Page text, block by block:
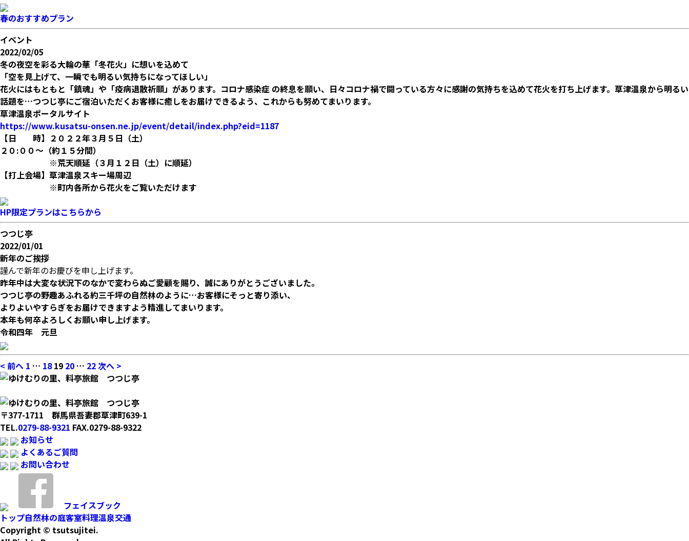
春のおすすめプラン
イベント
2022/02/05
冬の夜空を彩る大輪の華「冬花火」に想いを込めて
「空を見上げて、一瞬でも明るい気持ちになってほしい」
花火にはもともと「鎮魂」や「疫病退散祈願」があります。コロナ感染症 の終息を願い、日々コロナ禍で闘っている方々に感謝の気持ちを込めて花火を打ち上げます。草津温泉から明るい
話題を…つつじ亭にご宿泊いただくお客様に癒しをお届けできるよう、これからも努めてまいります。
草津温泉ポータルサイト
https://www.kusatsu-onsen.ne.jp/event/detail/index.php?eid=1187
【日 時】２０２２年３月５日（土）
２０:００～（約１５分間）
※荒天順延（３月１２日（土）に順延）
【打上会場】草津温泉スキー場周辺
※町内各所から花火をご覧いただけます
HP限定プランはこちらから
つつじ亭
2022/01/01
新年のご挨拶
謹んで新年のお慶びを申し上げます。
昨年中は大変な状況下のなかで変わらぬご愛顧を賜り、誠にありがとうございました。
つつじ亭の野趣あふれる約三千坪の自然林のように…お客様にそっと寄り添い、
よりよいやすらぎをお届けできますよう精進してまいります。
本年も何卒よろしくお願い申し上げます。
令和四年 元旦
< 前へ 1 … 18 19 20 … 22次へ >
〒377-1711 群馬県吾妻郡草津町639-1
TEL.0279-88-9321 FAX.0279-88-9322
お知らせ
よくあるご質問
お問い合わせ
フェイスブック
トップ自然林の庭客室料理温泉交通
Copyright © tsutsujitei.